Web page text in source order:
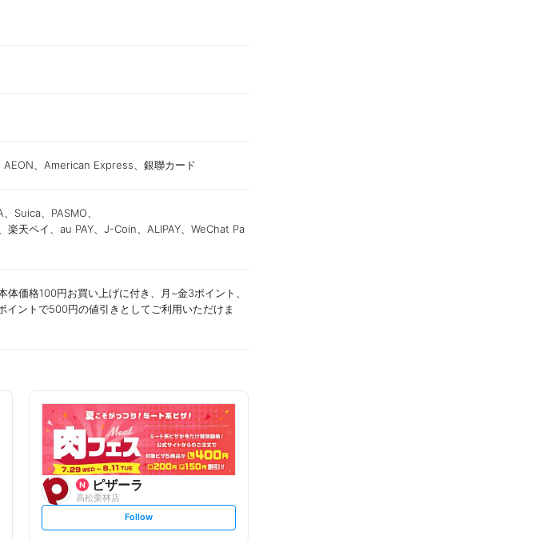
、American Express、銀聯カード
Suica、PASMO、
楽天ペイ、au PAY、J-Coin、ALIPAY、WeChat Pa
体価格100円お買い上げに付き、月~金3ポイント、
イントで500円の値引きとしてご利用いただけま
ピザーラ
高松栗林店
s
t
Follow